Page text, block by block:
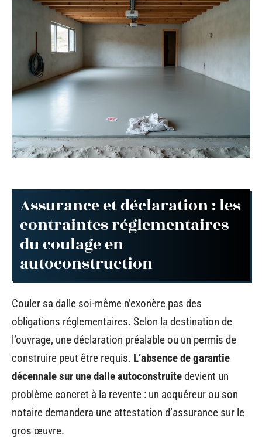
Assurance et déclaration : les
contraintes réglementaires
du coulage en
autoconstruction
Couler sa dalle soi-même n’exonère pas des
obligations réglementaires. Selon la destination de
l’ouvrage, une déclaration préalable ou un permis de
construire peut être requis. L’absence de garantie
décennale sur une dalle autoconstruitedevient un
problème concret à la revente : un acquéreur ou son
notaire demandera une attestation d’assurance sur le
gros œuvre.